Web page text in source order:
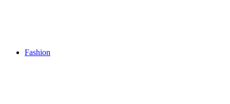
Fashion